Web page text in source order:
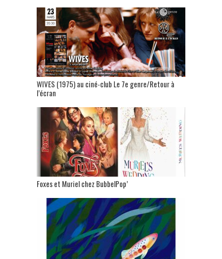
WIVES (1975) au ciné-club Le 7e genre/Retour à
l’écran
Foxes et Muriel chez BubbelPop’